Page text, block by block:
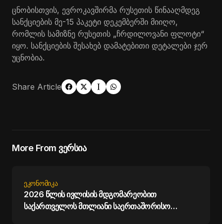
ცნობისთვის, ევროკავშირმა რუსეთის წინააღმდეგ
სანქციების მე-15 პაკეტი დეკემბერში მიიღო,
რომლის სამიზნე რუსეთის „ჩრდილოვანი ფლოტი“
იყო. სანქციების შესახებ დამატებითი დეტალები ჯერ
უცნობია.
Share Article
More From ვერსია
ᲔᲙᲝᲜᲝᲛᲘᲙᲐ
2026 წლის ივლისის მდგომარეობით
საქართველოს მთლიანი საერთაშორისო